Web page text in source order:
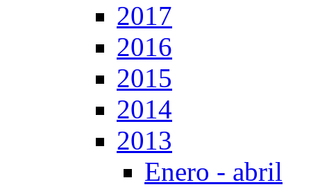
2017
2016
2015
2014
2013
Enero - abril